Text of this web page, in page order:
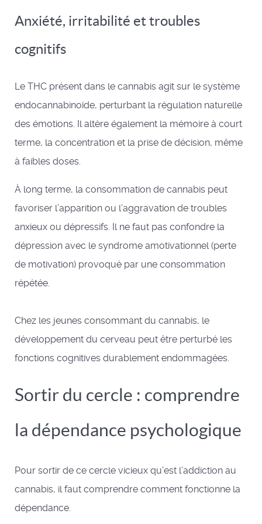
Anxiété, irritabilité et troubles
cognitifs
Le THC présent dans le cannabis agit sur le système
endocannabinoïde, perturbant la régulation naturelle
des émotions. Il altère également la mémoire à court
terme, la concentration et la prise de décision, même
à faibles doses.
À long terme, la consommation de cannabis peut
favoriser l’apparition ou l’aggravation de troubles
anxieux ou dépressifs. Il ne faut pas confondre la
dépression avec le syndrome amotivationnel (perte
de motivation) provoqué par une consommation
répétée.
Chez les jeunes consommant du cannabis, le
développement du cerveau peut être perturbé les
fonctions cognitives durablement endommagées.
Sortir du cercle : comprendre
la dépendance psychologique
Pour sortir de ce cercle vicieux qu’est l’addiction au
cannabis, il faut comprendre comment fonctionne la
dépendance.